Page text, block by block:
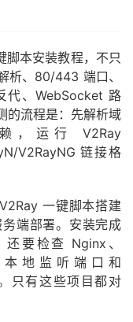
本安装教程，不只
析、80/443 端口、
代、WebSocket 路
的流程是：先解析域
，运行 V2Ray
V2RayNG 链接格
一键脚本搭建
端部署。安装完成
还要检查 Nginx、
本地监听端口和
只有这些项目都对